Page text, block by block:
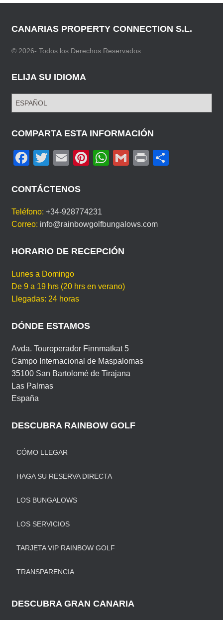
CANARIAS PROPERTY CONNECTION S.L.
© 2026- Todos los Derechos Reservados
ELIJA SU IDIOMA
J
S
U
D
O
M
COMPARTA ESTA INFORMACIÓN
F
c
e
b
o
k
T
tt
er
E
ail
Pi
e
st
W
A
p
G
Pr
CONTÁCTENOS
Teléfono: +34-928774231
Correo: info@rainbowgolfbungalows.com
HORARIO DE RECEPCIÓN
Lunes a Domingo
De 9 a 19 hrs (20 hrs en verano)
Llegadas: 24 horas
DÓNDE ESTAMOS
Avda. Touroperador Finnmatkat 5
Campo Internacional de Maspalomas
35100 San Bartolomé de Tirajana
Las Palmas
España
DESCUBRA RAINBOW GOLF
CÓMO LLEGAR
HAGA SU RESERVA DIRECTA
LOS BUNGALOWS
LOS SERVICIOS
TARJETA VIP RAINBOW GOLF
TRANSPARENCIA
DESCUBRA GRAN CANARIA